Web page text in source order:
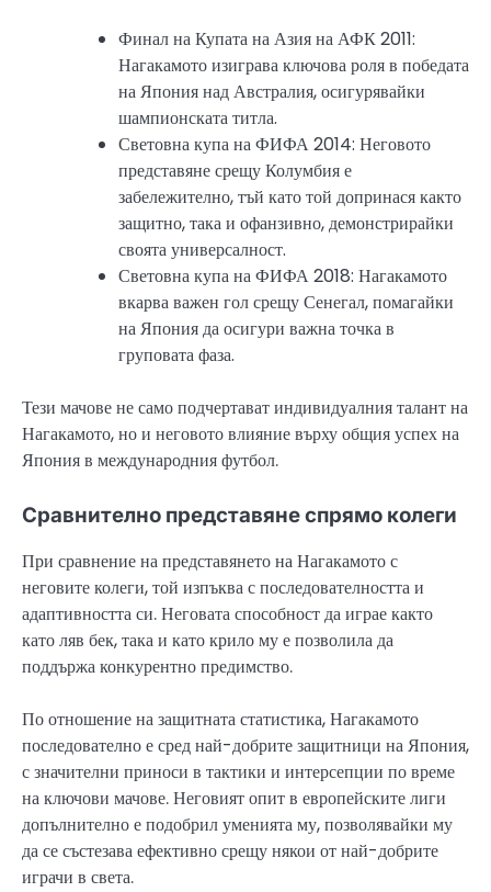
Финал на Купата на Азия на АФК 2011:
Нагакамото изиграва ключова роля в победата
на Япония над Австралия, осигурявайки
шампионската титла.
Световна купа на ФИФА 2014: Неговото
представяне срещу Колумбия е
забележително, тъй като той допринася както
защитно, така и офанзивно, демонстрирайки
своята универсалност.
Световна купа на ФИФА 2018: Нагакамото
вкарва важен гол срещу Сенегал, помагайки
на Япония да осигури важна точка в
груповата фаза.
Тези мачове не само подчертават индивидуалния талант на
Нагакамото, но и неговото влияние върху общия успех на
Япония в международния футбол.
Сравнително представяне спрямо колеги
При сравнение на представянето на Нагакамото с
неговите колеги, той изпъква с последователността и
адаптивността си. Неговата способност да играе както
като ляв бек, така и като крило му е позволила да
поддържа конкурентно предимство.
По отношение на защитната статистика, Нагакамото
последователно е сред най-добрите защитници на Япония,
с значителни приноси в тактики и интерсепции по време
на ключови мачове. Неговият опит в европейските лиги
допълнително е подобрил уменията му, позволявайки му
да се състезава ефективно срещу някои от най-добрите
играчи в света.